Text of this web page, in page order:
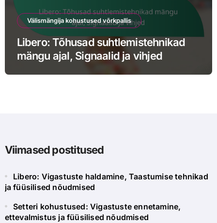
Välismängija kohustused võrkpallis
Libero: Tõhusad suhtlemistehnikad
mängu ajal, Signaalid ja vihjed
Viimased postitused
Libero: Vigastuste haldamine, Taastumise tehnikad
ja füüsilised nõudmised
Setteri kohustused: Vigastuste ennetamine,
ettevalmistus ja füüsilised nõudmised